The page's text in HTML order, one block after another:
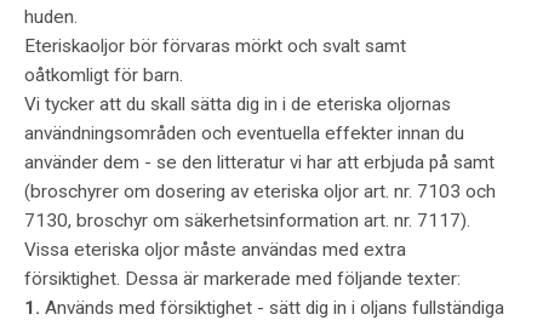
huden.
Eteriskaoljor bör förvaras mörkt och svalt samt
oåtkomligt för barn.
Vi tycker att du skall sätta dig in i de eteriska oljornas
användningsområden och eventuella effekter innan du
använder dem - se den litteratur vi har att erbjuda på samt
(broschyrer om dosering av eteriska oljor art. nr. 7103 och
7130, broschyr om säkerhetsinformation art. nr. 7117).
Vissa eteriska oljor måste användas med extra
försiktighet. Dessa är markerade med följande texter:
1. Används med försiktighet - sätt dig in i oljans fullständiga